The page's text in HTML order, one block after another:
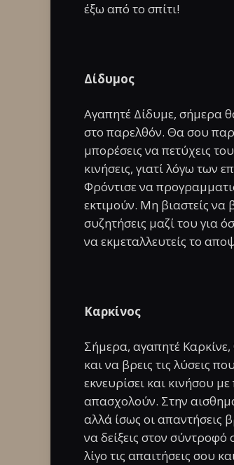
έξω από το σπίτι!
Δίδυμος
Αγαπητέ Δίδυμε, σήμερα
στο παρελθόν. Θα σου
μπορέσεις να πετύχεις
κινήσεις, γιατί λόγω των
Φρόντισε να
εκτιμούν. Μη βιαστείς
συζητήσεις μαζί του για
να εκμεταλλευτείς το
Καρκίνος
Σήμερα, αγαπητέ
και να βρεις τις λύσεις
εκνευρίσει και κινήσου
απασχολούν. Στην
αλλά ίσως οι απαντήσεις
να δείξεις στον
λίγο τις απαιτήσεις σου